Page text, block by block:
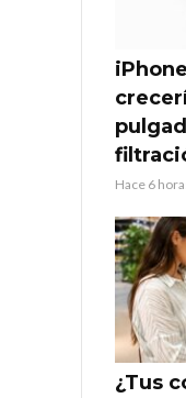
Hace 6
¿Tus